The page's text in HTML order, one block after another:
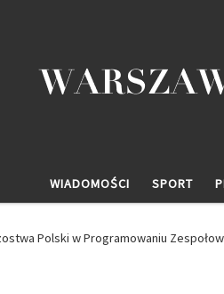
WIADOMOŚCI SPORT
Polski w Programowaniu